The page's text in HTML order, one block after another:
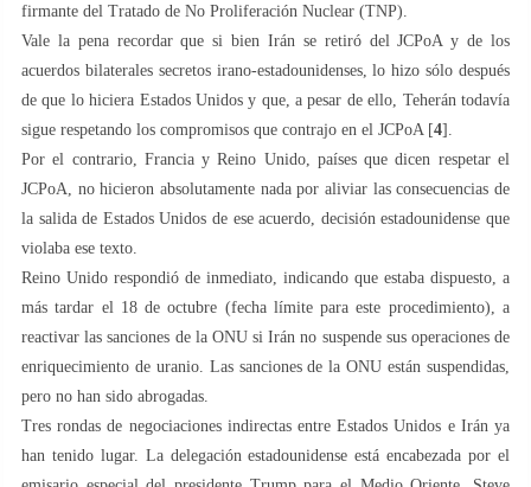
firmante del Tratado de No Proliferación Nuclear (TNP).
Vale la pena recordar que si bien Irán se retiró del JCPoA y de los
acuerdos bilaterales secretos irano-estadounidenses, lo hizo sólo después
de que lo hiciera Estados Unidos y que, a pesar de ello, Teherán todavía
sigue respetando los compromisos que contrajo en el JCPoA [4].
Por el contrario, Francia y Reino Unido, países que dicen respetar el
JCPoA, no hicieron absolutamente nada por aliviar las consecuencias de
la salida de Estados Unidos de ese acuerdo, decisión estadounidense que
violaba ese texto.
Reino Unido respondió de inmediato, indicando que estaba dispuesto, a
más tardar el 18 de octubre (fecha límite para este procedimiento), a
reactivar las sanciones de la ONU si Irán no suspende sus operaciones de
enriquecimiento de uranio. Las sanciones de la ONU están suspendidas,
pero no han sido abrogadas.
Tres rondas de negociaciones indirectas entre Estados Unidos e Irán ya
han tenido lugar. La delegación estadounidense está encabezada por el